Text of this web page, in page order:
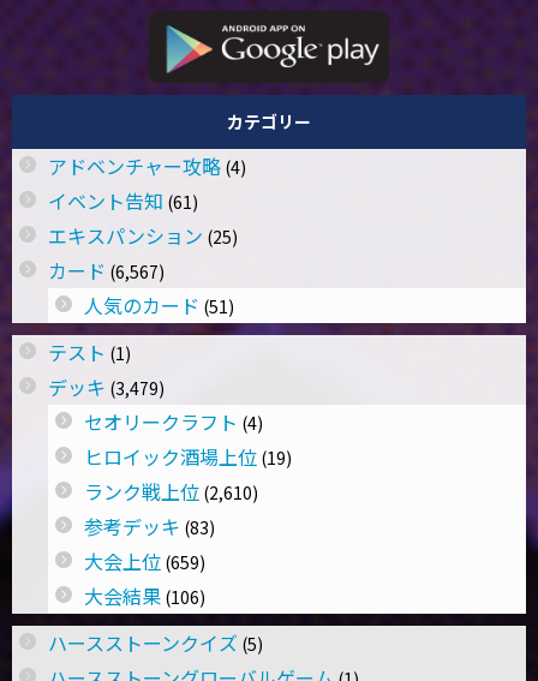
カテゴリー
アドベンチャー攻略 (4)
イベント告知 (61)
エキスパンション (25)
カード (6,567)
人気のカード (51)
テスト (1)
デッキ (3,479)
セオリークラフト (4)
ヒロイック酒場上位 (19)
ランク戦上位 (2,610)
参考デッキ (83)
大会上位 (659)
大会結果 (106)
ハースストーンクイズ (5)